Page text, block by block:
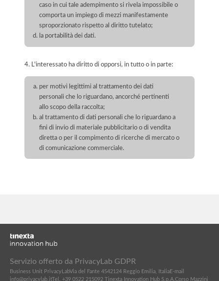
caso in cui tale adempimento si rivela impossibile o
comporta un impiego di mezzi manifestamente
sproporzionato rispetto al diritto tutelato;
la portabilità dei dati.
4. L'interessato ha diritto di opporsi, in tutto o in parte:
per motivi legittimi al trattamento dei dati
personali che lo riguardano, ancorché pertinenti
allo scopo della raccolta;
al trattamento di dati personali che lo riguardano a
fini di invio di materiale pubblicitario o di vendita
diretta o per il compimento di ricerche di mercato o
di comunicazione commerciale.
Servizio offerto da PrivacyLab GDPR
Business Unit PrivacyLabVia del Fante 4542124 Reggio Emilia, ItaliaE-mail
info@privacylab.itTel. +39 0522 215092 Tinexta Innovation Hub S.p.A. Corso Mazzini